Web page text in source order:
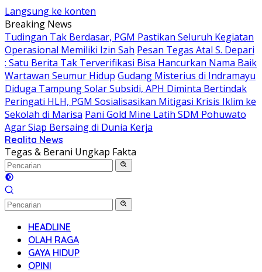
Langsung ke konten
Breaking News
Tudingan Tak Berdasar, PGM Pastikan Seluruh Kegiatan
Operasional Memiliki Izin Sah Pesan Tegas Atal S. Depari
: Satu Berita Tak Terverifikasi Bisa Hancurkan Nama Baik
Wartawan Seumur Hidup Gudang Misterius di Indramayu
Diduga Tampung Solar Subsidi, APH Diminta Bertindak
Peringati HLH, PGM Sosialisasikan Mitigasi Krisis Iklim ke
Sekolah di Marisa Pani Gold Mine Latih SDM Pohuwato
Agar Siap Bersaing di Dunia Kerja
Realita News
Tegas & Berani Ungkap Fakta
HEADLINE
OLAH RAGA
GAYA HIDUP
OPINI